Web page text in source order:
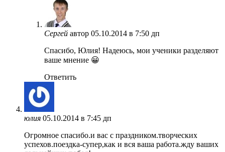
Сергей автор 05.10.2014 в 7:50 дп
Спасибо, Юлия! Надеюсь, мои ученики разделяют
ваше мнение 😀
Ответить
юлия 05.10.2014 в 7:45 дп
Огромное спасибо.и вас с праздником.творческих
успехов.поездка-супер,как и вся ваша работа.жду ваших